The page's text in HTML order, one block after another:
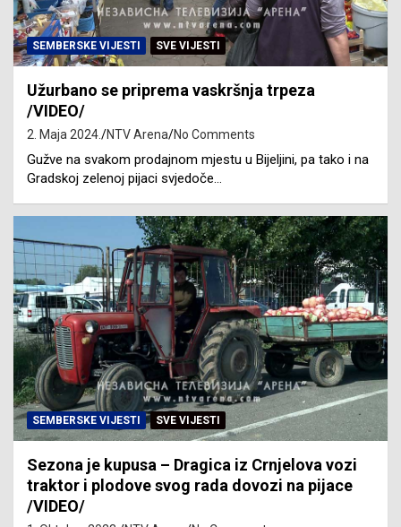
SEMBERSKE VIJESTI SVE VIJESTI
Užurbano se priprema vaskršnja trpeza
/VIDEO/
2. Maja 2024. NTV Arena No Comments
Gužve na svakom prodajnom mjestu u Bijeljini, pa tako i na
Gradskoj zelenoj pijaci svjedoče…
SEMBERSKE VIJESTI SVE VIJESTI
Sezona je kupusa – Dragica iz Crnjelova vozi
traktor i plodove svog rada dovozi na pijace
/VIDEO/